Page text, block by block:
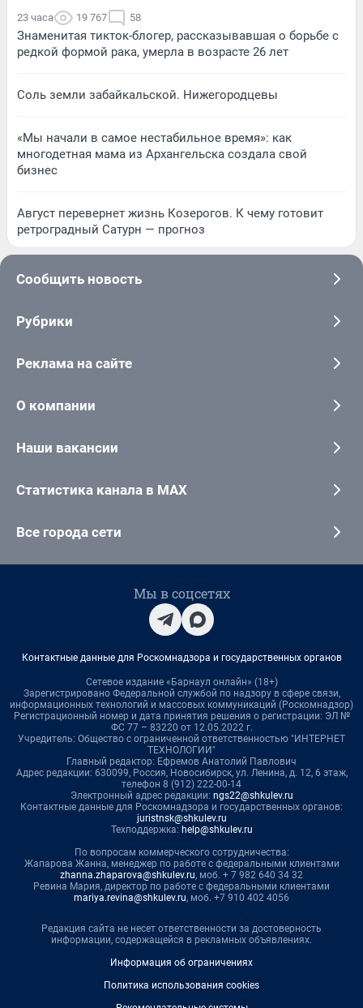
23 часа 19 767 58
Знаменитая тикток-блогер, рассказывавшая о борьбе с
редкой формой рака, умерла в возрасте 26 лет
Соль земли забайкальской. Нижегородцевы
«Мы начали в самое нестабильное время»: как
многодетная мама из Архангельска создала свой
бизнес
Август перевернет жизнь Козерогов. К чему готовит
ретроградный Сатурн — прогноз
Сообщить новость
Рубрики
Реклама на сайте
О компании
Наши вакансии
Статистика канала в MAX
Все города сети
Мы в соцсетях
Контактные данные для Роскомнадзора и государственных органов
Сетевое издание «Барнаул онлайн» (18+)
Зарегистрировано Федеральной службой по надзору в сфере связи,
информационных технологий и массовых коммуникаций (Роскомнадзор)
Регистрационный номер и дата принятия решения о регистрации: ЭЛ №
ФС 77 – 83220 от 12.05.2022 г.
Учредитель: Общество с ограниченной ответственностью "ИНТЕРНЕТ
ТЕХНОЛОГИИ"
Главный редактор: Ефремов Анатолий Павлович
Адрес редакции: 630099, Россия, Новосибирск, ул. Ленина, д. 12, 6 этаж,
телефон 8 (912) 222-00-14
Электронный адрес редакции: ngs22@shkulev.ru
Контактные данные для Роскомнадзора и государственных органов:
juristnsk@shkulev.ru
Техподдержка: help@shkulev.ru
По вопросам коммерческого сотрудничества:
Жапарова Жанна, менеджер по работе с федеральными клиентами
zhanna.zhaparova@shkulev.ru, моб. + 7 982 640 34 32
Ревина Мария, директор по работе с федеральными клиентами
mariya.revina@shkulev.ru, моб. +7 910 402 4056
Редакция сайта не несет ответственности за достоверность
информации, содержащейся в рекламных объявлениях.
Информация об ограничениях
Политика использования cookies